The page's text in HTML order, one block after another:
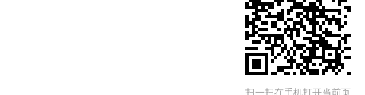
扫一扫在手机打开当前页